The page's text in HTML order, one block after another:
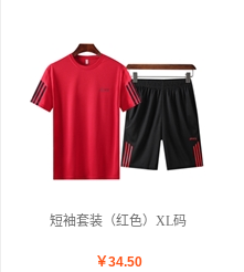
短袖套装（红色）XL码
￥34.50